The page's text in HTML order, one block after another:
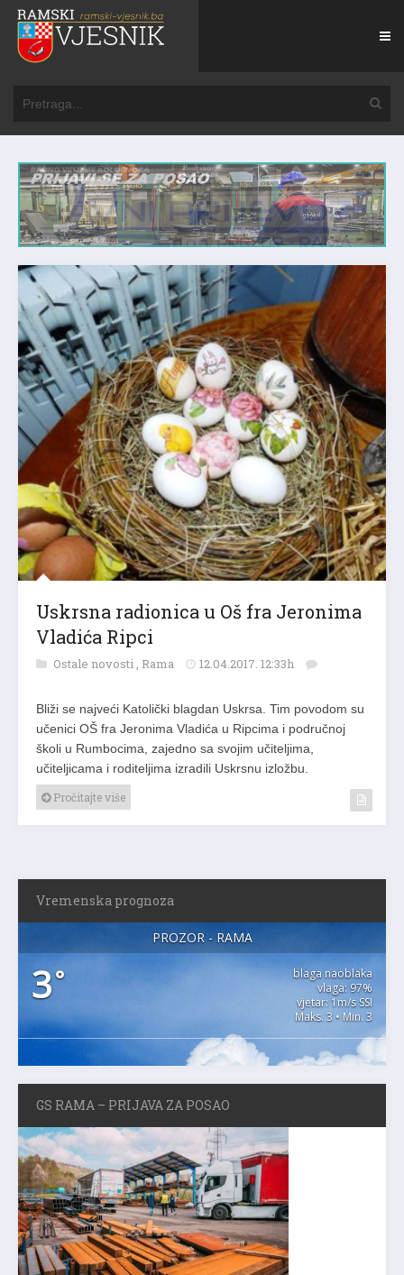
Uskrsna radionica u Oš fra Jeronima
Vladića Ripci
Ostale novosti , Rama 12.04.2017. 12:33h
Bliži se najveći Katolički blagdan Uskrsa. Tim povodom su
učenici OŠ fra Jeronima Vladića u Ripcima i područnoj
školi u Rumbocima, zajedno sa svojim učiteljima,
učiteljicama i roditeljima izradili Uskrsnu izložbu.
Pročitajte više
Vremenska prognoza
PROZOR - RAMA
3°
blaga naoblaka
vlaga: 97%
vjetar: 1m/s SSI
Maks. 3 • Min. 3
GS RAMA – PRIJAVA ZA POSAO